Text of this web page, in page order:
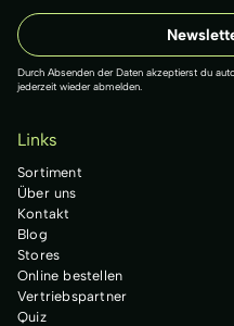
Durch Absenden der Daten akzeptierst du
jederzeit wieder abmelden.
Links
Sortiment
Über uns
Kontakt
Blog
Stores
Online bestellen
Vertriebspartner
Quiz